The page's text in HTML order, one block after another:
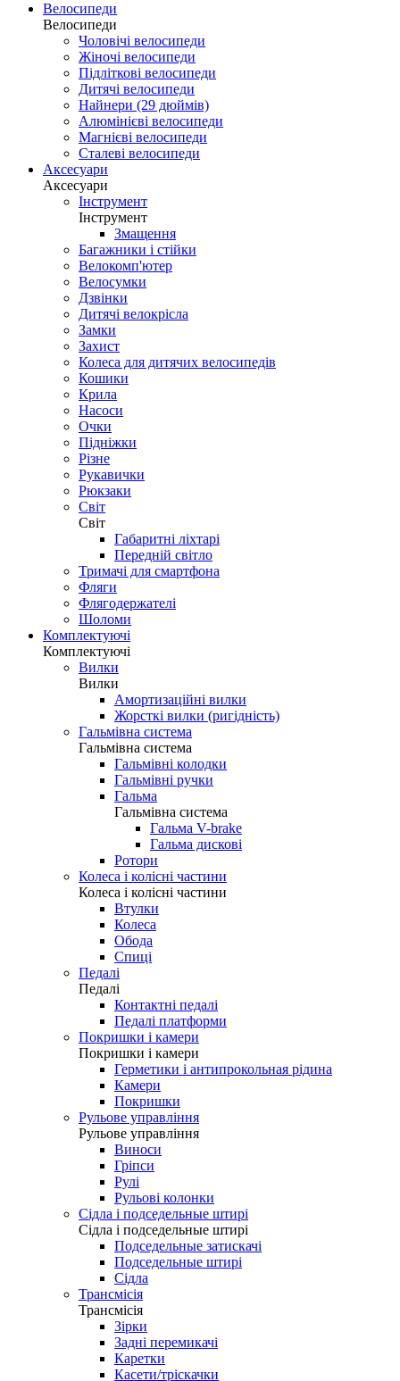
Велосипеди
Велосипеди
Чоловічі велосипеди
Жіночі велосипеди
Підліткові велосипеди
Дитячі велосипеди
Найнери (29 дюймів)
Алюмінієві велосипеди
Магнієві велосипеди
Сталеві велосипеди
Аксесуари
Аксесуари
Інструмент
Інструмент
Змащення
Багажники і стійки
Велокомп'ютер
Велосумки
Дзвінки
Дитячі велокрісла
Замки
Захист
Колеса для дитячих велосипедів
Кошики
Крила
Насоси
Очки
Підніжки
Різне
Рукавички
Рюкзаки
Світ
Світ
Габаритні ліхтарі
Передній світло
Тримачі для смартфона
Фляги
Флягодержателі
Шоломи
Комплектуючі
Комплектуючі
Вилки
Вилки
Амортизаційні вилки
Жорсткі вилки (ригідність)
Гальмівна система
Гальмівна система
Гальмівні колодки
Гальмівні ручки
Гальма
Гальмівна система
Гальма V-brake
Гальма дискові
Ротори
Колеса і колісні частини
Колеса і колісні частини
Втулки
Колеса
Обода
Спиці
Педалі
Педалі
Контактні педалі
Педалі платформи
Покришки і камери
Покришки і камери
Герметики і антипрокольная рідина
Камери
Покришки
Рульове управління
Рульове управління
Виноси
Гріпси
Рулі
Рульові колонки
Сідла і подседельные штирі
Сідла і подседельные штирі
Подседельные затискачі
Подседельные штирі
Сідла
Трансмісія
Трансмісія
Зірки
Задні перемикачі
Каретки
Касети/тріскачки